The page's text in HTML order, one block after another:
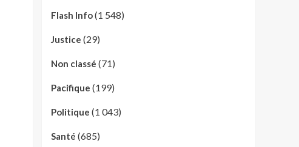
Flash Info(1 548)
Justice (29)
Non classé (71)
Pacifique (199)
Politique (1 043)
Santé (685)